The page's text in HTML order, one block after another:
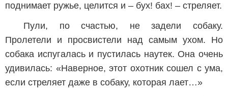
поднимает ружье, целится и – бух! бах! – стреляет.
Пули, по счастью, не задели собаку.
Пролетели и просвистели над самым ухом. Но
собака испугалась и пустилась наутек. Она очень
удивилась: «Наверное, этот охотник сошел с ума,
если стреляет даже в собаку, которая лает…»